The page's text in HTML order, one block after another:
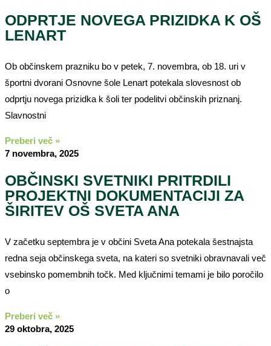
ODPRTJE NOVEGA PRIZIDKA K OŠ
LENART
Ob občinskem prazniku bo v petek, 7. novembra, ob 18. uri v
športni dvorani Osnovne šole Lenart potekala slovesnost ob
odprtju novega prizidka k šoli ter podelitvi občinskih priznanj.
Slavnostni
Preberi več »
7 novembra, 2025
OBČINSKI SVETNIKI PRITRDILI
PROJEKTNI DOKUMENTACIJI ZA
ŠIRITEV OŠ SVETA ANA
V začetku septembra je v občini Sveta Ana potekala šestnajsta
redna seja občinskega sveta, na kateri so svetniki obravnavali več
vsebinsko pomembnih točk. Med ključnimi temami je bilo poročilo
o
Preberi več »
29 oktobra, 2025